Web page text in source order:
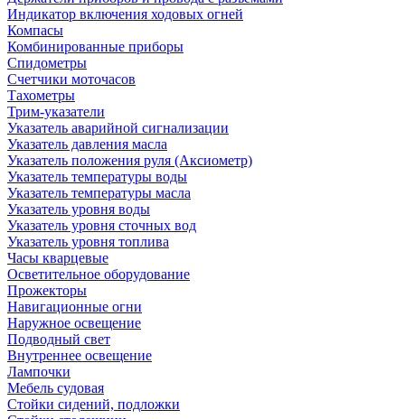
Индикатор включения ходовых огней
Компасы
Комбинированные приборы
Спидометры
Счетчики моточасов
Тахометры
Трим-указатели
Указатель аварийной сигнализации
Указатель давления масла
Указатель положения руля (Аксиометр)
Указатель температуры воды
Указатель температуры масла
Указатель уровня воды
Указатель уровня сточных вод
Указатель уровня топлива
Часы кварцевые
Осветительное оборудование
Прожекторы
Навигационные огни
Наружное освещение
Подводный свет
Внутреннее освещение
Лампочки
Мебель судовая
Стойки сидений, подложки